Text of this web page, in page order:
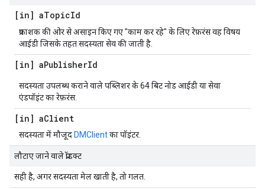
[in] aTopicId
प्रकाशक की ओर से असाइन किए गए "काम कर रहे" के लिए रेफ़रंस वह विषय
आईडी जिसके तहत सदस्यता सेव की जाती है.
[in] aPublisherId
सदस्यता उपलब्ध कराने वाले पब्लिशर के 64 बिट नोड आईडी या सेवा
एंडपॉइंट का रेफ़रंस.
[in] aClient
सदस्यता में मौजूद DMClientका पॉइंटर.
लौटाए जाने वाले प्रॉडक्ट
सही है, अगर सदस्यता मेल खाती है, तो गलत.